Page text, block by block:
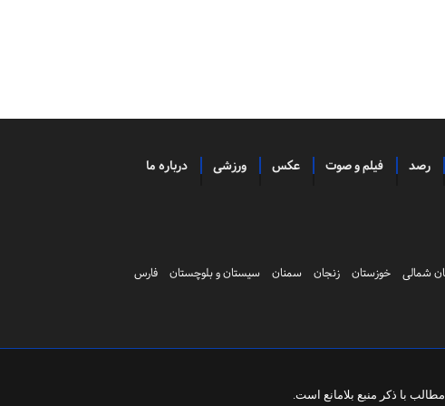
رصد فیلم و صوت عکس ورزشی درباره ما
شمالی خوزستان زنجان سمنان سیستان و بلوچستان
فارس
با ذکر منبع بلامانع است.